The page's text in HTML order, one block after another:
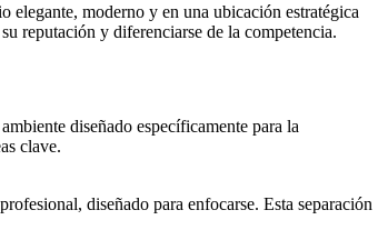
elegante, moderno y en una ubicación estratégica
reputación y diferenciarse de la competencia.
diseñado específicamente para la
clave.
diseñado para enfocarse. Esta separación